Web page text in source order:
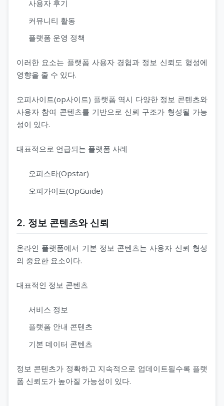
사용자 후기
커뮤니티 활동
플랫폼 운영 정책
이러한 요소는 플랫폼 사용자 경험과 정보 신뢰도 형성에
영향을 줄 수 있다.
오피사이트(op사이트) 플랫폼 역시 다양한 정보 콘텐츠와
사용자 참여 콘텐츠를 기반으로 신뢰 구조가 형성될 가능
성이 있다.
대표적으로 언급되는 플랫폼 사례
오피스타(Opstar)
오피가이드(OpGuide)
2. 정보 콘텐츠와 신뢰
온라인 플랫폼에서 기본 정보 콘텐츠는 사용자 신뢰 형성
의 중요한 요소이다.
대표적인 정보 콘텐츠
서비스 정보
플랫폼 안내 콘텐츠
기본 데이터 콘텐츠
정보 콘텐츠가 정확하고 지속적으로 업데이트될수록 플랫
폼 신뢰도가 높아질 가능성이 있다.